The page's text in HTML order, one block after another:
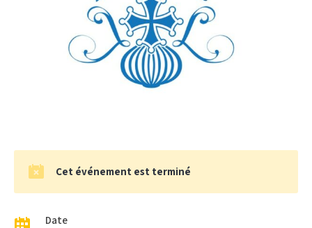
Cet événement est terminé
Date